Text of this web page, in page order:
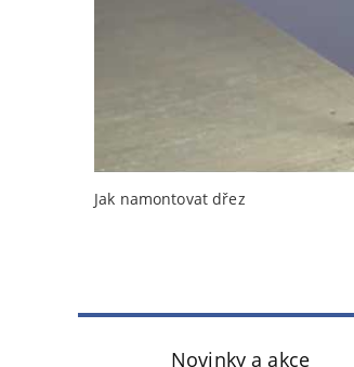
Jak namontovat dřez
Novinky a akce